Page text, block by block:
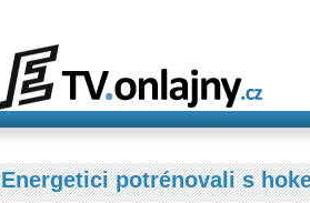
Energetici potrénovali s